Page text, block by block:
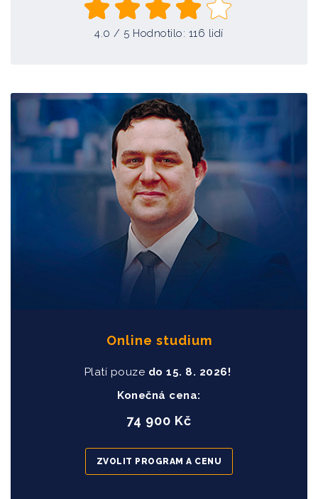
4.0 / 5 Hodnotilo: 116 lidí
Online studium
Platí pouze do 15. 8. 2026!
Konečná cena:
74 900 Kč
ZVOLIT PROGRAM A CENU